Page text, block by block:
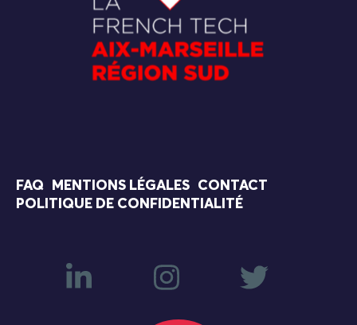
FAQ MENTIONS LÉGALES
CONTACT
POLITIQUE DE CONFIDENTIALITÉ